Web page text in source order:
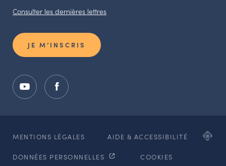
Consulter les dernières lettres
JE M’INSCRIS
MENTIONS LÉGALES AIDE & ACCESSIBILITÉ
DONNÉES PERSONNELLES COOKIES